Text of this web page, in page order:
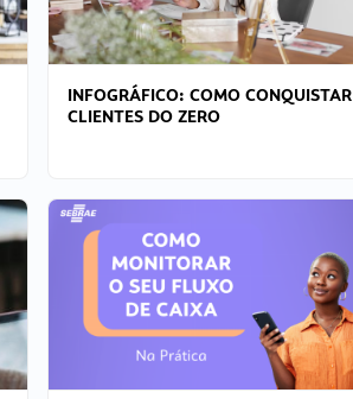
INFOGRÁFICO: COMO CONQUISTAR
CLIENTES DO ZERO